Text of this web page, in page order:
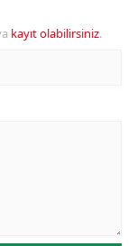
kayıt olabilirsiniz.